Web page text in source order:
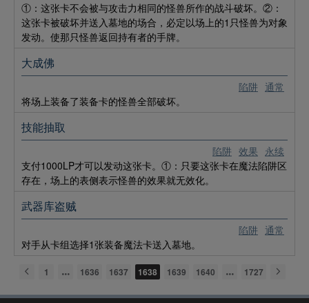
①：这张卡不会被与攻击力相同的怪兽所作的战斗破坏。②：
这张卡被破坏并送入墓地的场合，必定以场上的1只怪兽为对象
发动。使那只怪兽返回持有者的手牌。
陷阱 通常
大成佛
将场上装备了装备卡的怪兽全部破坏。
陷阱 效果 永续
技能抽取
支付1000LP才可以发动这张卡。①：只要这张卡在魔法陷阱区
存在，场上的表侧表示怪兽的效果就无效化。
陷阱 通常
武器库盗贼
对手从卡组选择1张装备魔法卡送入墓地。
1 1636 1637 1638 1639 1640 1727